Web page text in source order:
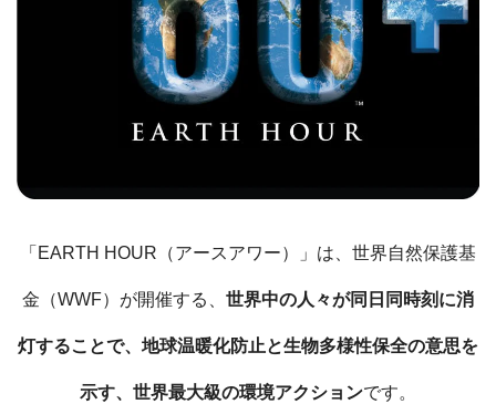
「EARTH HOUR（アースアワー）」は、世界自然保護基
金（WWF）が開催する、 世界中の人々が同日同時刻に消
灯することで、地球温暖化防止と生物多様性保全の意思を
示す、世界最大級の環境アクションです。